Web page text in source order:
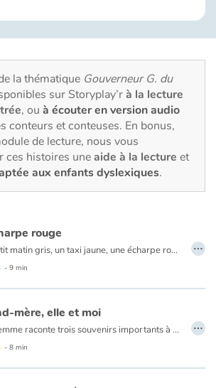
et poésie
rois, reines et dragons
sorcières
aventure
la thématique Gouverneur G. du
sur Storyplay’rà la lecture
, ou à écouter en version audio
conteurs et conteuses. En bonus,
de lecture, nous vous
ces histoires uneaide à la lecture et
aux enfants dyslexiques.
rouge
Un petit matin gris, un taxi jaune, une écharpe rouge. Et le cirque commence...
- 9 min
…
mère, elle et moi
Une femme raconte trois souvenirs importants à propos de sa grand-mère et de la jument de celle-ci. Des souvenirs empreints de nostalgie, de joie, d'émerveillement et d'espoir. Une histoire pleine de moments tendres.
- 8 min
…